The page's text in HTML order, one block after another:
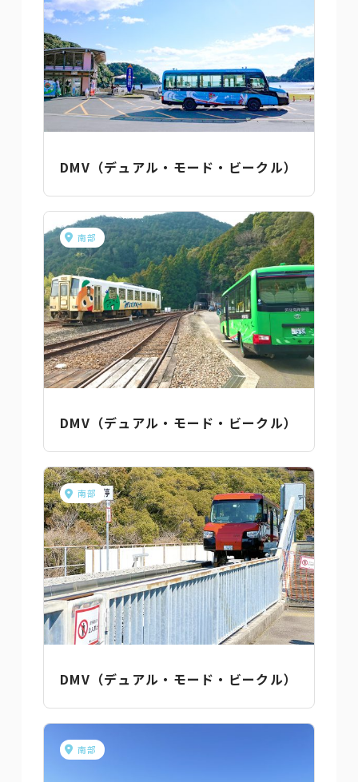
DMV（デュアル・モード・ビークル）
南部
DMV（デュアル・モード・ビークル）
南部
DMV（デュアル・モード・ビークル）
南部